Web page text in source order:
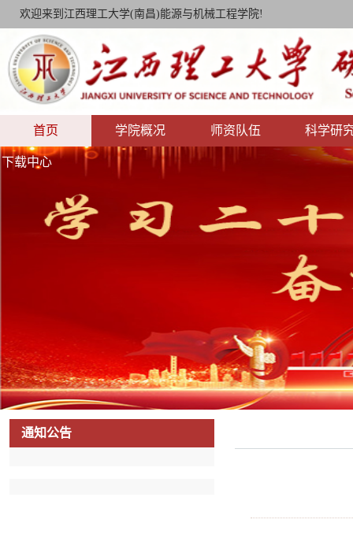
欢迎来到江西理工大学(南昌)能源与机械工程学院!
首页 学院概况 师资队伍 科学研
下载中心
通知公告